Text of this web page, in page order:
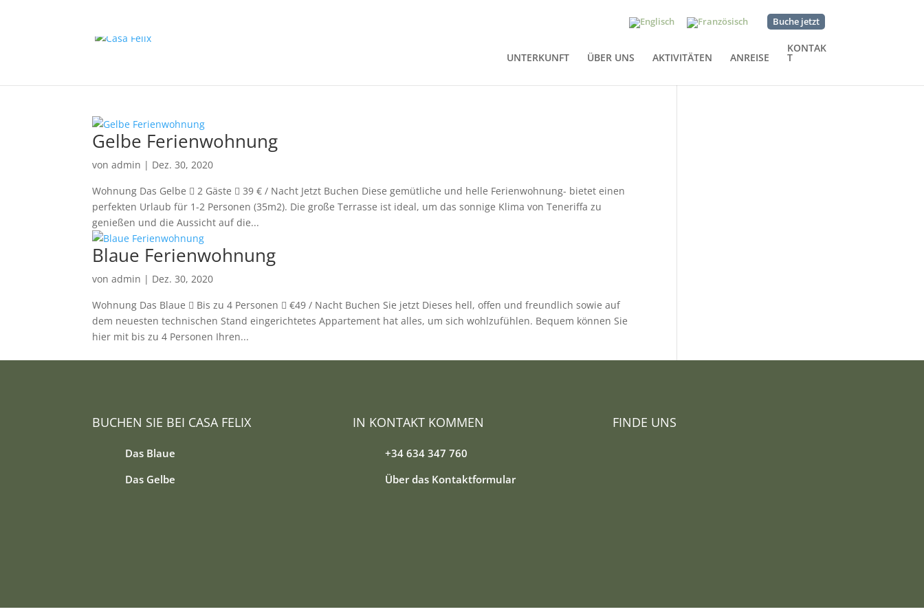
Buche jetzt
UNTERKUNFT ÜBER UNS AKTIVITÄTEN ANREISE
KONTAK
T
Gelbe Ferienwohnung
vonadmin | Dez. 30, 2020
Wohnung Das Gelbe  2 Gäste  39 € / Nacht Jetzt Buchen Diese gemütliche und helle Ferienwohnung- bietet einen
perfekten Urlaub für 1-2 Personen (35m2). Die große Terrasse ist ideal, um das sonnige Klima von Teneriffa zu
genießen und die Aussicht auf die...
Blaue Ferienwohnung
vonadmin | Dez. 30, 2020
Wohnung Das Blaue  Bis zu 4 Personen  €49 / Nacht Buchen Sie jetzt Dieses hell, offen und freundlich sowie auf
dem neuesten technischen Stand eingerichtetes Appartement hat alles, um sich wohlzufühlen. Bequem können Sie
hier mit bis zu 4 Personen Ihren...
BUCHEN SIE BEI CASA FELIX
Das Blaue
Das Gelbe
IN KONTAKT KOMMEN
+34 634 347 760
Über das Kontaktformular
FINDE UNS